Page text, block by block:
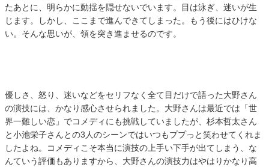
たあとに、明らかに動揺を隠せないでいます。目は泳ぎ、迷いが生
じます。しかし、ここまで進んできてしまった。もう後にはひけな
い。そんな思いが、領を突き進ませるのです。
優しさ、怒り、迷いなどをセリフなく全て目だけで語った大野さん
の演技には、かなり感心させられました。大野さんは最近では「世
界一難しい恋」でコメディにも挑戦していましたが、杉本哲太さん
と小池栄子さんとの3人のシーンではいつもププっと笑わせてくれま
したよね。コメディこそ本当に演技の上手い下手が出てしまう、な
んていう評価もありますから、大野さんの演技力はやはりかなり高